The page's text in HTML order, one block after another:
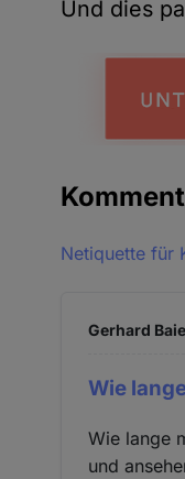
Und dies
Netiquette für
Gerhard
Wie
Wie lange
und